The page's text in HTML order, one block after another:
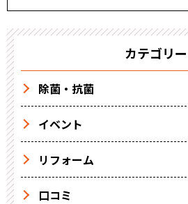
カテゴリー
除菌・抗菌
イベント
リフォーム
口コミ